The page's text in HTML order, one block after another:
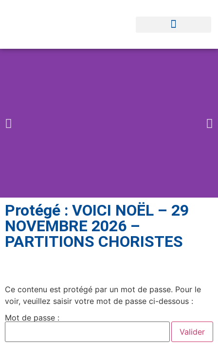
Protégé : VOICI NOËL – 29
NOVEMBRE 2026 –
PARTITIONS CHORISTES
Ce contenu est protégé par un mot de passe. Pour le
voir, veuillez saisir votre mot de passe ci-dessous :
Mot de passe :